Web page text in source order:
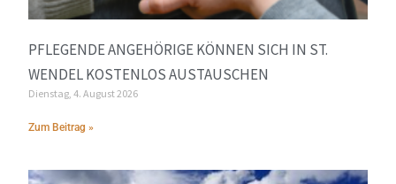
PFLEGENDE ANGEHÖRIGE KÖNNEN SICH IN ST.
WENDEL KOSTENLOS AUSTAUSCHEN
Dienstag, 4. August 2026
Zum Beitrag »